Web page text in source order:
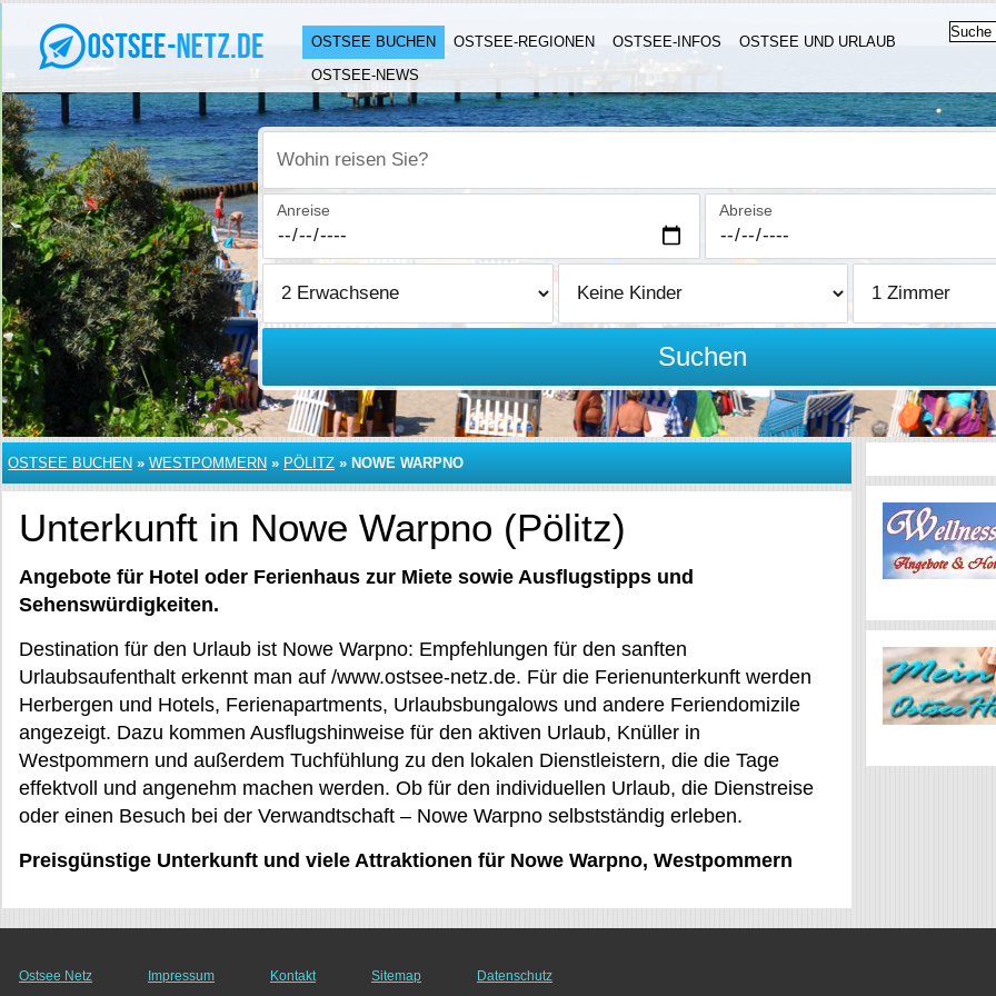
OSTSEE BUCHEN OSTSEE-REGIONEN OSTSEE-INFOS
OSTSEE UND URLAUB
OSTSEE-NEWS
Wohin reisen Sie?
Anreise Abreise
Suchen
OSTSEE BUCHEN » WESTPOMMERN » PÖLITZ » NOWE WARPNO
Unterkunft in Nowe Warpno (Pölitz)
Angebote für Hotel oder Ferienhaus zur Miete sowie Ausflugstipps und
Sehenswürdigkeiten.
Destination für den Urlaub ist Nowe Warpno: Empfehlungen für den sanften
Urlaubsaufenthalt erkennt man auf /www.ostsee-netz.de. Für die Ferienunterkunft werden
Herbergen und Hotels, Ferienapartments, Urlaubsbungalows und andere Feriendomizile
angezeigt. Dazu kommen Ausflugshinweise für den aktiven Urlaub, Knüller in
Westpommern und außerdem Tuchfühlung zu den lokalen Dienstleistern, die die Tage
effektvoll und angenehm machen werden. Ob für den individuellen Urlaub, die Dienstreise
oder einen Besuch bei der Verwandtschaft – Nowe Warpno selbstständig erleben.
Preisgünstige Unterkunft und viele Attraktionen für Nowe Warpno, Westpommern
Ostsee Netz Impressum Kontakt Sitemap Datenschutz